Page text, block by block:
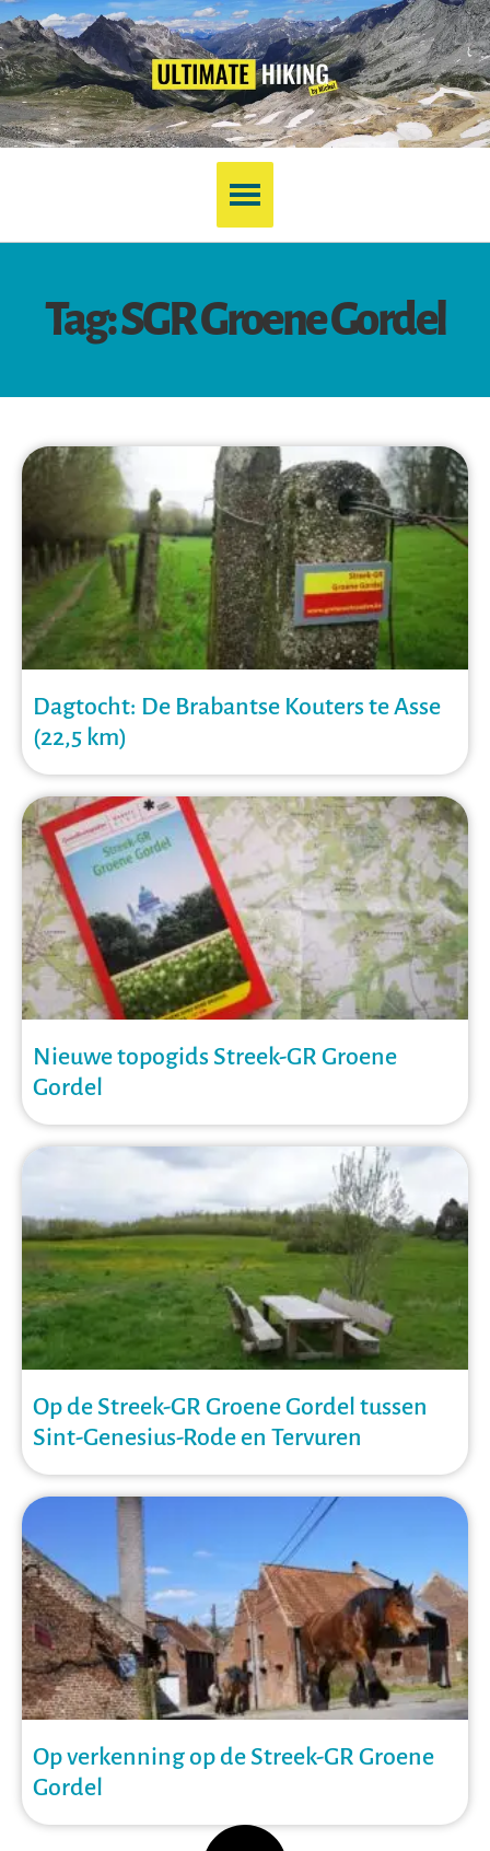
Tag: SGR Groene Gordel
Dagtocht: De Brabantse Kouters te Asse
(22,5 km)
Nieuwe topogids Streek-GR Groene
Gordel
Op de Streek-GR Groene Gordel tussen
Sint-Genesius-Rode en Tervuren
Op verkenning op de Streek-GR Groene
Gordel